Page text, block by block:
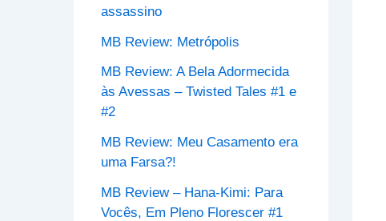
:
assassino
MB Review: Metrópolis
MB Review: A Bela Adormecida
às Avessas – Twisted Tales #1 e
#2
MB Review: Meu Casamento era
uma Farsa?!
MB Review – Hana-Kimi: Para
Vocês, Em Pleno Florescer #1